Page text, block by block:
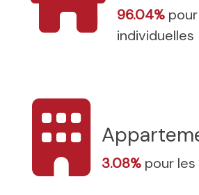
96.04%
individuelles
3.08% pour